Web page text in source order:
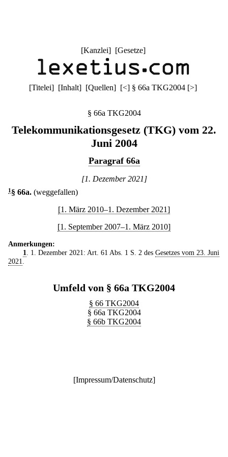
[Kanzlei] [Gesetze]
[Titelei] [Inhalt] [Quellen] [<] § 66a TKG2004 [>]
§ 66a TKG2004
Telekommunikationsgesetz (TKG) vom 22.
Juni 2004
Paragraf 66a
[1. Dezember 2021]
1 § 66a. (weggefallen)
[1. März 2010–1. Dezember 2021]
[1. September 2007–1. März 2010]
Anmerkungen:
1
. 1. Dezember 2021: Art. 61 Abs. 1 S. 2 des Gesetzes vom 23. Juni
2021
Umfeld von § 66a TKG2004
§ 66 TKG2004
§ 66a TKG2004
§ 66b TKG2004
[Impressum/Datenschutz]